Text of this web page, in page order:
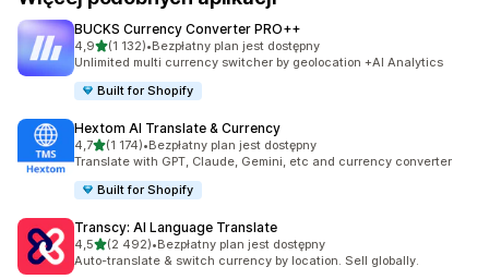
BUCKS Currency Converter PRO++
4,9na 5 gwiazdek
(1 132)
Łączna liczba recenzji: 1132
•Bezpłatny plan jest dostępny
Unlimited multi currency switcher by geolocation +AI Analytics
Built for Shopify
Hextom AI Translate & Currency
4,7na 5 gwiazdek
(1 174)
Łączna liczba recenzji: 1174
•Bezpłatny plan jest dostępny
Translate with GPT, Claude, Gemini, etc and currency converter
Built for Shopify
Transcy: AI Language Translate
4,5na 5 gwiazdek
(2 492)
Łączna liczba recenzji: 2492
•Bezpłatny plan jest dostępny
Auto-translate & switch currency by location. Sell globally.